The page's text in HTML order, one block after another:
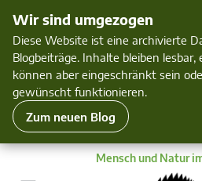
Wir sind umgezogen
Diese Website ist eine archivierte
Blogbeiträge. Inhalte bleiben
können aber eingeschränkt sein
gewünscht funktionieren.
Zum neuen Blog
Mensch und Natur